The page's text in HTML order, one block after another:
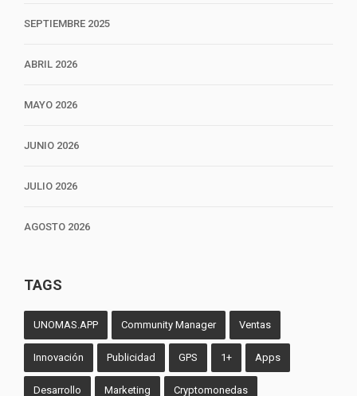
SEPTIEMBRE 2025
ABRIL 2026
MAYO 2026
JUNIO 2026
JULIO 2026
AGOSTO 2026
TAGS
UNOMAS.APP Community Manager Ventas
Innovación Publicidad GPS 1+ Apps
Desarrollo Marketing Cryptomonedas